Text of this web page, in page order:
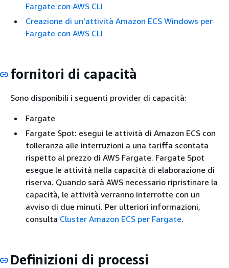
Fargate con AWS CLI
Creazione di un'attività Amazon ECS Windows per
Fargate con AWS CLI
fornitori di capacità
Sono disponibili i seguenti provider di capacità:
Fargate
Fargate Spot: esegui le attività di Amazon ECS con
tolleranza alle interruzioni a una tariffa scontata
rispetto al prezzo di AWS Fargate. Fargate Spot
esegue le attività nella capacità di elaborazione di
riserva. Quando sarà AWS necessario ripristinare la
capacità, le attività verranno interrotte con un
avviso di due minuti. Per ulteriori informazioni,
consulta Cluster Amazon ECS per Fargate.
Definizioni di processi